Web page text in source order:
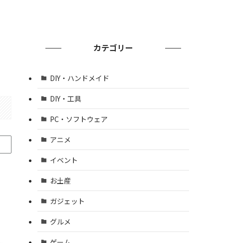
カテゴリー
DIY・ハンドメイド
DIY・工具
PC・ソフトウェア
アニメ
イベント
お土産
ガジェット
グルメ